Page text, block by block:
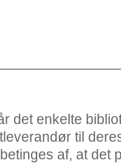
det enkelte
til
af, at det